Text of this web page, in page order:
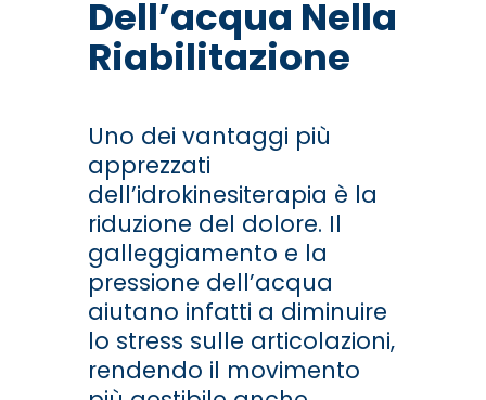
Dell’acqua Nella
Riabilitazione
Uno dei vantaggi più
apprezzati
dell’idrokinesiterapia è la
riduzione del dolore. Il
galleggiamento e la
pressione dell’acqua
aiutano infatti a diminuire
lo stress sulle articolazioni,
rendendo il movimento